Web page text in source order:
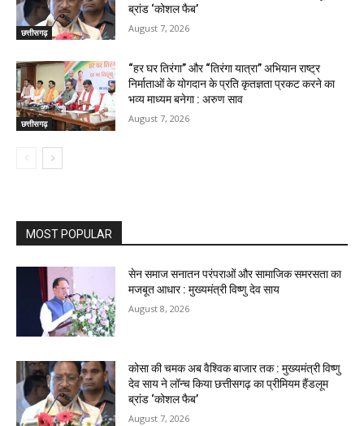
छत्तीसगढ़
ब्रांड ‘कोशल फैब’
August 7, 2026
छत्तीसगढ़
“हर घर तिरंगा” और “तिरंगा यात्रा” अभियान राष्ट्र
निर्माताओं के योगदान के प्रति कृतज्ञता प्रकट करने का
भव्य माध्यम बनेगा : अरुण साव
August 7, 2026
MOST POPULAR
सेन समाज सनातन परंपराओं और सामाजिक समरसता का
मजबूत आधार : मुख्यमंत्री विष्णु देव साय
August 8, 2026
कोसा की चमक अब वैश्विक बाजार तक : मुख्यमंत्री विष्णु
देव साय ने लॉन्च किया छत्तीसगढ़ का प्रीमियम हैंडलूम
ब्रांड ‘कोशल फैब’
August 7, 2026